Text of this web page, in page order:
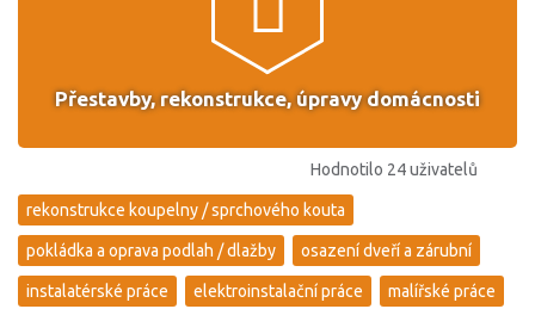
Přestavby, rekonstrukce, úpravy domácnosti
Hodnotilo 24 uživatelů
rekonstrukce koupelny / sprchového kouta
pokládka a oprava podlah / dlažby osazení dveří a zárubní
instalatérské práce elektroinstalační práce malířské práce